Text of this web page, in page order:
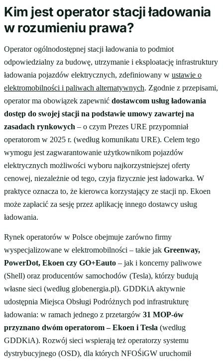
Kim jest operator stacji ładowania
w rozumieniu prawa?
Operator ogólnodostępnej stacji ładowania to podmiot
odpowiedzialny za budowę, utrzymanie i eksploatację infrastruktury
ładowania pojazdów elektrycznych, zdefiniowany w ustawie o
elektromobilności i paliwach alternatywnych. Zgodnie z przepisami,
operator ma obowiązek zapewnić dostawcom usług ładowania
dostęp do swojej stacji na podstawie umowy zawartej na
zasadach rynkowych – o czym Prezes URE przypomniał
operatorom w 2025 r. (według komunikatu URE). Celem tego
wymogu jest zagwarantowanie użytkownikom pojazdów
elektrycznych możliwości wyboru najkorzystniejszej oferty
cenowej, niezależnie od tego, czyja fizycznie jest ładowarka. W
praktyce oznacza to, że kierowca korzystający ze stacji np. Ekoen
może zapłacić za sesję przez aplikację innego dostawcy usług
ładowania.
Rynek operatorów w Polsce obejmuje zarówno firmy
wyspecjalizowane w elektromobilności – takie jak Greenway,
PowerDot, Ekoen czy GO+Eauto – jak i koncerny paliwowe
(Shell) oraz producentów samochodów (Tesla), którzy budują
własne sieci (według globenergia.pl). GDDKiA aktywnie
udostępnia Miejsca Obsługi Podróżnych pod infrastrukturę
ładowania: w ramach jednego z przetargów 31 MOP-ów
przyznano dwóm operatorom – Ekoen i Tesla (według
GDDKiA). Rozwój sieci wspierają też operatorzy systemu
dystrybucyjnego (OSD), dla których NFOŚiGW uruchomił